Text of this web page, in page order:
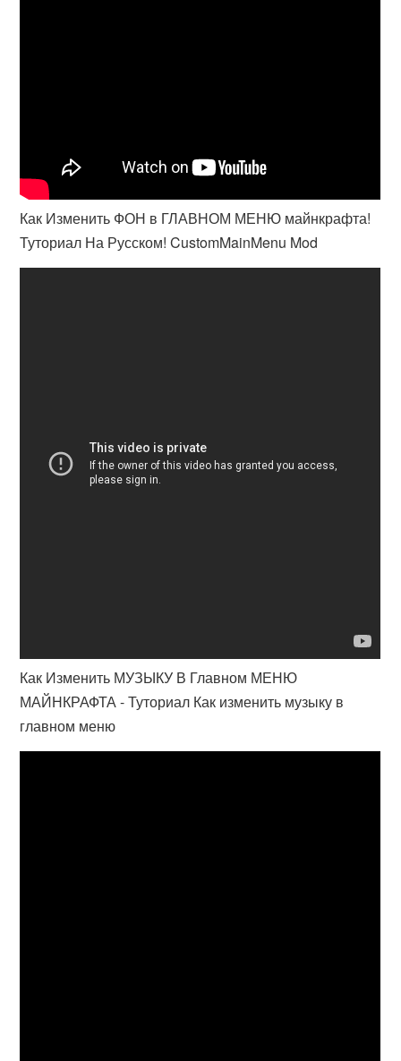
Как Изменить ФОН в ГЛАВНОМ МЕНЮ майнкрафта!
Туториал На Русском! CustomMainMenu Mod
Как Изменить МУЗЫКУ В Главном МЕНЮ
МАЙНКРАФТА - Туториал Как изменить музыку в
главном меню